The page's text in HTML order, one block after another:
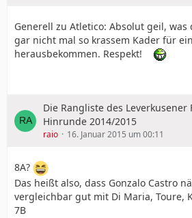
Generell zu Atletico: Absolut geil,
gar nicht mal so krassem Kader für
herausbekommen. Respekt!
Die Rangliste des Leverkusener
Hinrunde 2014/2015
raio 16. Januar 2015 um 00:11
8A?
Das heißt also, dass Gonzalo Castro
vergleichbar gut mit Di Maria, Toure,
7B